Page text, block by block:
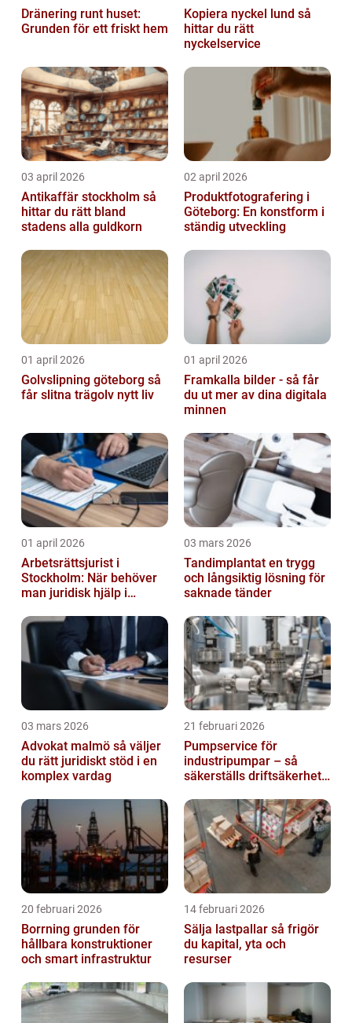
Dränering runt huset:
Grunden för ett friskt hem
Kopiera nyckel lund så
hittar du rätt
nyckelservice
03 april 2026
Antikaffär stockholm så
hittar du rätt bland
stadens alla guldkorn
02 april 2026
Produktfotografering i
Göteborg: En konstform i
ständig utveckling
01 april 2026
Golvslipning göteborg så
får slitna trägolv nytt liv
01 april 2026
Framkalla bilder - så får
du ut mer av dina digitala
minnen
01 april 2026
Arbetsrättsjurist i
Stockholm: När behöver
man juridisk hjälp i
03 mars 2026
Tandimplantat en trygg
och långsiktig lösning för
saknade tänder
03 mars 2026
Advokat malmö så väljer
du rätt juridiskt stöd i en
komplex vardag
21 februari 2026
Pumpservice för
industripumpar – så
säkerställs driftsäkerhet
20 februari 2026
Borrning grunden för
hållbara konstruktioner
och smart infrastruktur
14 februari 2026
Sälja lastpallar så frigör
du kapital, yta och
resurser